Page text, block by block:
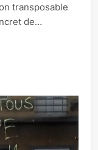
transposable
de…